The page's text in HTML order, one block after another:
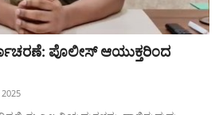
ಪೊಲೀಸ್ ಆಯುಕ್ತರಿಂದ